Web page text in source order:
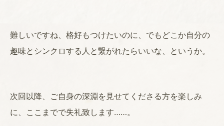
難しいですね、格好もつけたいのに、でもどこか自分の
趣味とシンクロする人と繋がれたらいいな、というか。
次回以降、ご自身の深淵を見せてくださる方を楽しみ
に、ここまでで失礼致します……。